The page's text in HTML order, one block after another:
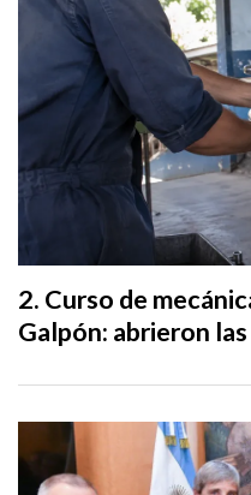
Curso de
Galpón: abrieron